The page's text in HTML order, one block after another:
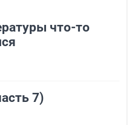
что-то
7)